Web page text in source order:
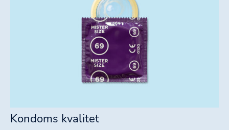
Kondoms kvalitet